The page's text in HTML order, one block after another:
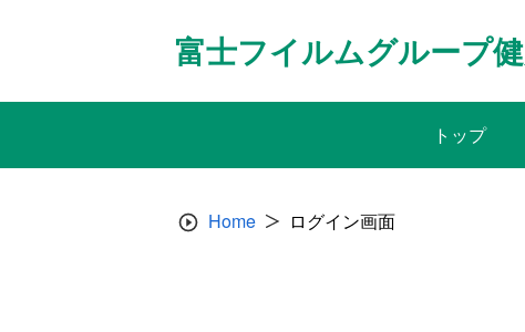
富士フイルムグループ
トップ
Home ログイン画面